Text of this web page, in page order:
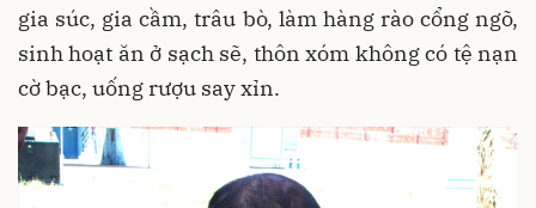
gia súc, gia cầm, trâu bò, làm hàng rào cổng ngõ,
sinh hoạt ăn ở sạch sẽ, thôn xóm không có tệ nạn
cờ bạc, uống rượu say xỉn.